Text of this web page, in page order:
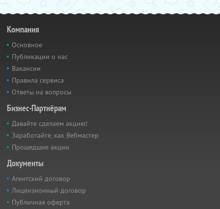
Компания
Основное
Публикации о нас
Вакансии
Правила сервиса
Ответы на вопросы
Бизнес-Партнёрам
Давайте сделаем акцию!
Заработайте, как Вебмастер
Прошедшие акции
Документы
Агентский договор
Лицензионный договор
Публичная оферта